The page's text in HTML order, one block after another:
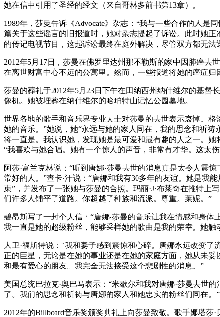
她在信中引用了圣经的经文（来自哥林多前书第13章）。
1989年，莎曼告诉《Advocate》杂志：“我与一些合作的人
篇关于这些谣言的旧报道时，她对杂志提起了诉讼。此时她正
的传记电视节目，这起诉讼最终在庭外解决，尽管双方都无法
2012年5月17日，莎曼在佛罗里达州那不勒斯的家中因肺癌去
在离世财富中心不远的公寓里。然而，一些报道将她的癌症
莎曼的葬礼于2012年5月23日下午在田纳西州纳什维尔的基
像机。她被埋葬在纳什维尔的哈珀特山记忆公园墓地。
世界各地的歌手和音乐界专业人士对莎曼的去世表示哀悼。格
她的音乐。”她说，她“永远与她的家人同在，我的思念和祈
将一直是。我认识她，发现她是最可爱和最有趣的人之一。
“我喜欢与她合唱。她有一个惊人的声音，非常有才华。这太
阿莎·富兰克林说：“听到唐娜·莎曼去世的消息真是太令人震
常好的人。”查卡·汗说：“唐娜和我有30多年的友谊。她是我
束”，并发布了一张她与莎曼的合照。玛丽·J·布莱奇在推特
们许多人铺平了道路。你超越了种族和流派。尊重。莱妮。”
碧昂斯写了一封个人信：“唐娜·莎曼的音乐让我在情感和身
我一直是她的超级粉丝，能够采样她的歌曲是我的荣幸。她
大卫·福斯特说：“我和妻子感到震惊和心碎。唐娜永远改变
正的巨星，无论是在她的事业还是在她的家庭方面，她从未
和最有爱心的朋友。我完全无法接受这个悲剧性的消息。”
美国总统巴拉克·奥巴马表示：“米歇尔和我对唐娜·莎曼去世
了。我们的思念和祈祷与唐娜的家人和她忠实的粉丝们同在。”
2012年的Billboard音乐奖颁奖典礼上向莎曼致敬。歌手娜塔